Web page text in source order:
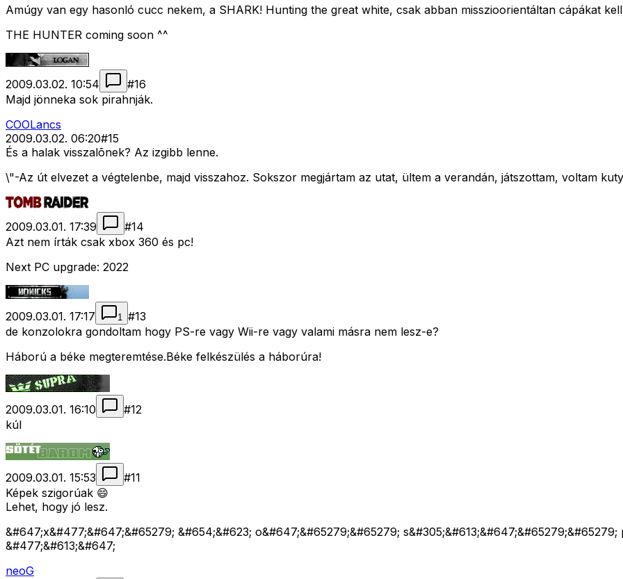
Amúgy van egy hasonló cucc nekem, a SHARK! Hunting the great white, csak abban misszioorientáltan cápákat
THE HUNTER coming soon ^^
2009.03.02. 10:54 #16
Majd jönneka sok pirahnják.
COOLancs
2009.03.02. 06:20#15
És a halak visszalõnek? Az izgibb lenne.
\"-Az út elvezet a végtelenbe, majd visszahoz. Sokszor megjártam az utat, ültem a verandán, játszottam, voltam
2009.03.01. 17:39 #14
Azt nem írták csak xbox 360 és pc!
Next PC upgrade: 2022
2009.03.01. 17:17 1 #13
de konzolokra gondoltam hogy PS-re vagy Wii-re vagy valami másra nem lesz-e?
Háború a béke megteremtése.Béke felkészülés a háborúra!
2009.03.01. 16:10 #12
kúl
2009.03.01. 15:53 #11
Képek szigorúak 😄
Lehet, hogy jó lesz.
&#647;x&#477;&#647;&#65279; &#654;&#623; o&#647;&#65279;&#65279;
&#477;&#613;&#647;
neoG